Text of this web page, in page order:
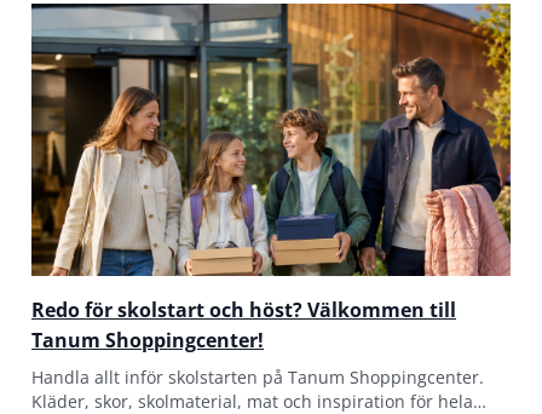
Redo för skolstart och höst? Välkommen till
Tanum Shoppingcenter!
Handla allt inför skolstarten på Tanum Shoppingcenter.
Kläder, skor, skolmaterial, mat och inspiration för hela